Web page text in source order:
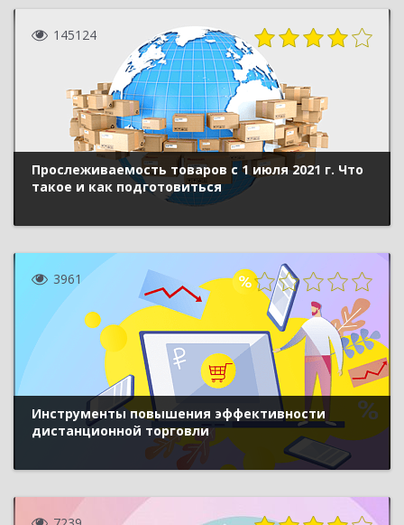
145124
Прослеживаемость товаров с 1 июля 2021 г. Что
такое и как подготовиться
3961
Инструменты повышения эффективности
дистанционной торговли